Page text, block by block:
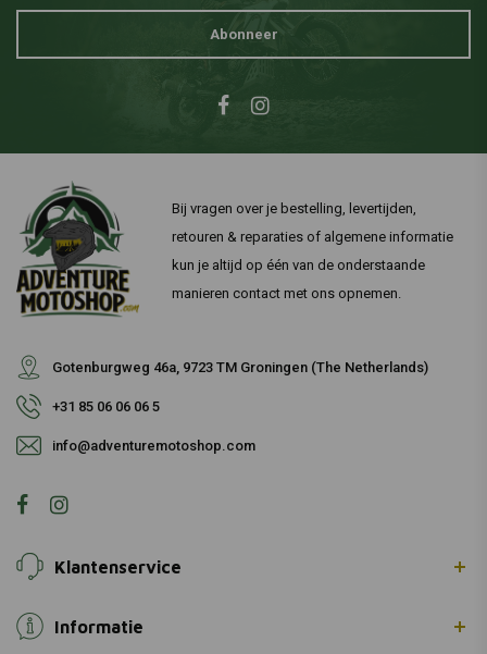
Abonneer
Bij vragen over je bestelling, levertijden,
retouren & reparaties of algemene informatie
kun je altijd op één van de onderstaande
manieren contact met ons opnemen.
Gotenburgweg 46a, 9723 TM Groningen (The Netherlands)
+31 85 06 06 06 5
info@adventuremotoshop.com
Klantenservice
Informatie